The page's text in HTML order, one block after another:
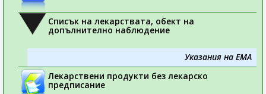
Списък на лекарствата, обект на
допълнително наблюдение
Указания на ЕМА
Лекарствени продукти без лекарско
предписание